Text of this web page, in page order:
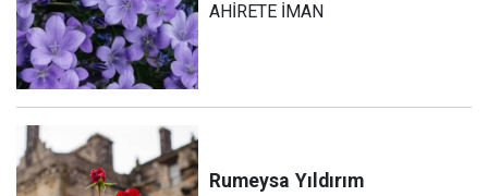
AHİRETE İMAN
Rumeysa Yıldırım